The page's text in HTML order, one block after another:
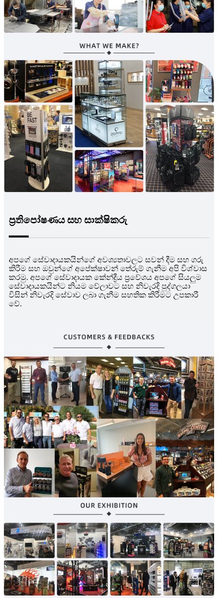
ප්‍රතිපෝෂණය සහ සාක්ෂිකරු
අපගේ සේවාදායකයින්ගේ අවශ්‍යතාවලට සවන් දීම සහ ගරු
කිරීම සහ ඔවුන්ගේ අපේක්ෂාවන් තේරුම් ගැනීම අපි විශ්වාස
කරමු. අපගේ සේවාදායක කේන්ද්‍රීය ප්‍රවේශය අපගේ සියලුම
සේවාදායකයින්ට නියම වේලාවට සහ නිවැරදි පුද්ගලයා
විසින් නිවැරදි සේවාව ලබා ගැනීම සහතික කිරීමට උපකාරී
වේ.